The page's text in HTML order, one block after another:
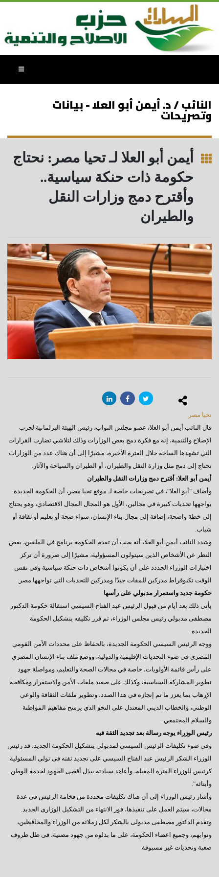
النائب / د. أيمن أبو العلا - بيانات
وتصريحات
أيمن أبو العلا لـ تحيا مصر: نحتاج
حكومة ذات حنكة سياسية..
وأقترح دمج وزارات النقل
والطيران
تحيا مصر
قال النائب أيمن أبو العلا، عضو مجلس النواب، رئيس الهيئة البرلمانية لحزب
الإصلاح والتنمية، إنه مع فكرة دمج بعض الوزارات وذلك لتلاشي تضارب القرارات
التي تشهدها الساحة خلال الفترة الأخيرة، مشيرًا إلى أن هناك عدد من الوزارات
تحتاج إلى دمج مثل وزارة النقل والطيران، أو الطيران والسياحة والآثار.
أيمن أبو العلا: أقترح دمج وزارات النقل والطيران
وأضاف "أبو العلا"، في تصريحات خاصة لـ موقع تحيا مصر، أن الحكومة الجديدة
يواجهها تحديات كبيرة في مجالين، الأول هو المجال المجال الاقتصادي، وهو يحتاج
إلى خطة واضحة، إضافة إلى مجال بناء الإنسان، سواء صحة أو تعليم أو ثقافة أو
شباب.
وشدد النائب أيمن أبو العلا، أنه يجب أن تقدم الحكومة برنامج في الملفين، بغض
النظر عن الأشخاص الذين سيتولون المسؤولية، مشيرًا إلى ضرورة أن تركز
اختيارات الوزراء الجددد على أن يكونوا أشخاص ذات حنكة سياسية وفي نفس
الوقت تكنوقراط مدركين للمفات جيدًا ومدركين للتحديات التي تواجهها مصر.
حكومة جديد واستمرار مدبولي على رأسها
يأتي ذلك بعد أيام من قبول الرئيس عبد الفتاح السيسي استقالة حكومة الدكتور
مصطفى مدبولي رئيس مجلس الوزراء، ثم قرر تكليفه بتشكيل الحكومة
الجديدة.
ووجه الرئيس السيسي الحكومة الجديدة، بالحفاظ على محددات الأمن القومي
المصري في ضوء التحديات الإقليمية والدولية، ووضع ملف بناء الإنسان المصري
على رأس قائمة الأولويات، خاصة في مجالات الصحة والتعليم، ومواصلة جهود
تطوير المشاركة السياسية، وكذلك على صعيد ملفات الأمن والاستقرار ومكافحة
الإرهاب بما يعزز ما تم إنجازه في هذا الصدد، وتطوير ملفات الثقافة والوعي
الوطني، والخطاب الديني المعتدل على النحو الذي يرسخ مفاهيم المواطنة
والسلام المجتمعي.
رئيس الوزراء يوجه رسالة بعد تجديد الثقة فيه
وفي ضوء تكليفات الرئيس السيسي لمدبولي يتشكيل الحكومة الجديد، قد رئيس
الوزراء الشكر الرئيس عبد الفتاح السيسي على تجديد ثقته فى تولى المسئولية
كرئيس للوزراء الفترة المقبلة، وأعاهد سيادته ببذل أقصى الجهود لخدمة الوطن
وأبنائه".
وأشار رئيس الوزراء إلى أن هناك تكليفات محددة من فخامة الرئيس فى عدة
مجالات، سيتم العمل على تنفيذها، فور الانتهاء من التشكيل الوزارى الجديد.
وتقدم الدكتور مصطفى مدبولى بالشكر لكل زملائه من الوزراء والمحافظين،
ونوابهم، وجميع اعضاء الحكومة، على ما بذلوه من جهود مضنية، فى ظل ظروف
صعبة وتحديات غير مسبوقة.